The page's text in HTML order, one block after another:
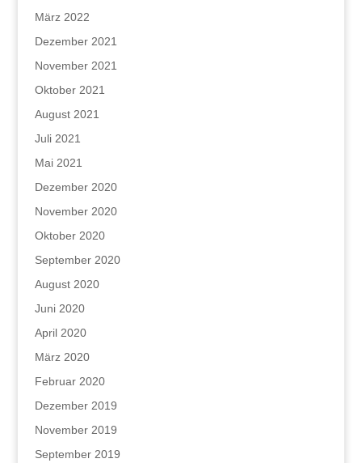
März 2022
Dezember 2021
November 2021
Oktober 2021
August 2021
Juli 2021
Mai 2021
Dezember 2020
November 2020
Oktober 2020
September 2020
August 2020
Juni 2020
April 2020
März 2020
Februar 2020
Dezember 2019
November 2019
September 2019